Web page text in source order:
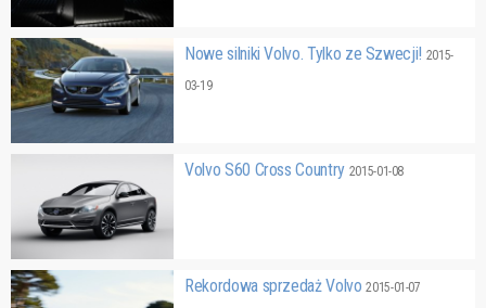
Nowe silniki Volvo. Tylko ze Szwecji! 2015-
03-19
Volvo S60 Cross Country 2015-01-08
Rekordowa sprzedaż Volvo2015-01-07